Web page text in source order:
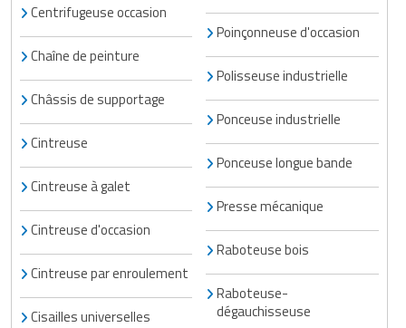
Centrifugeuse occasion
Chaîne de peinture
Châssis de supportage
Cintreuse
Cintreuse à galet
Cintreuse d'occasion
Cintreuse par enroulement
Cisailles universelles
Poinçonneuse d'occasion
Polisseuse industrielle
Ponceuse industrielle
Ponceuse longue bande
Presse mécanique
Raboteuse bois
Raboteuse-
dégauchisseuse